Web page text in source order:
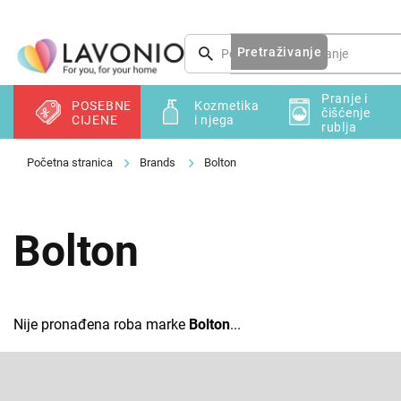
sadržaj
Pretraživanje
POSEBNE
CIJENE
Kozmetika
i njega
Pranje i
čišćenje
rublja
Brands Bolton
Bolton
Nije pronađena roba marke Bolton...